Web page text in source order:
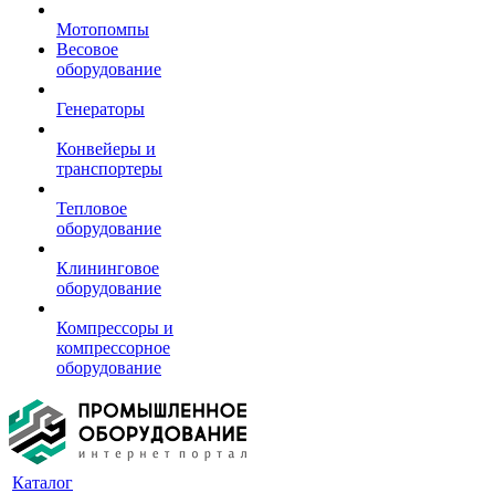
Мотопомпы
Весовое
оборудование
Генераторы
Конвейеры и
транспортеры
Тепловое
оборудование
Клининговое
оборудование
Компрессоры и
компрессорное
оборудование
Каталог